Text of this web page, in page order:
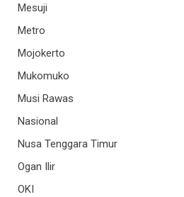
Mesuji
Metro
Mojokerto
Mukomuko
Musi Rawas
Nasional
Nusa Tenggara Timur
Ogan Ilir
OKI